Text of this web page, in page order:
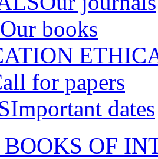
Our books
ETHIC
for papers
Important dates
OF